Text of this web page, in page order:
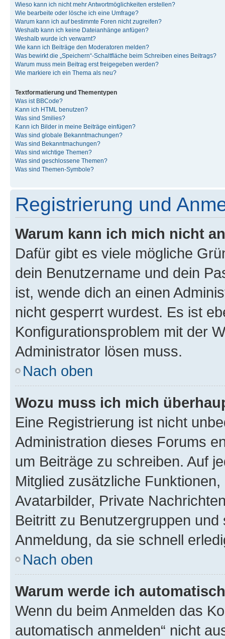
Wieso kann ich nicht mehr Antwortmöglichkeiten erstellen?
Wie bearbeite oder lösche ich eine Umfrage?
Warum kann ich auf bestimmte Foren nicht zugreifen?
Weshalb kann ich keine Dateianhänge anfügen?
Weshalb wurde ich verwarnt?
Wie kann ich Beiträge den Moderatoren melden?
Was bewirkt die „Speichern“-Schaltfläche beim Schreiben eines Beitrags?
Warum muss mein Beitrag erst freigegeben werden?
Wie markiere ich ein Thema als neu?
Textformatierung und Thementypen
Was ist BBCode?
Kann ich HTML benutzen?
Was sind Smilies?
Kann ich Bilder in meine Beiträge einfügen?
Was sind globale Bekanntmachungen?
Was sind Bekanntmachungen?
Was sind wichtige Themen?
Was sind geschlossene Themen?
Was sind Themen-Symbole?
Registrierung und
Warum kann ich mich nicht
Dafür gibt es viele mögliche
dein Benutzername und dein
ist, wende dich an einen
nicht gesperrt wurdest. Es ist
Konfigurationsproblem mit der
Administrator lösen muss.
Nach oben
Wozu muss ich mich
Eine Registrierung ist nicht
Administration dieses Forums
um Beiträge zu schreiben. Auf
Mitglied zusätzliche
Avatarbilder, Private
Beitritt zu Benutzergruppen
Anmeldung, da sie schnell
Nach oben
Warum werde ich
Wenn du beim Anmelden das
automatisch anmelden“ nicht